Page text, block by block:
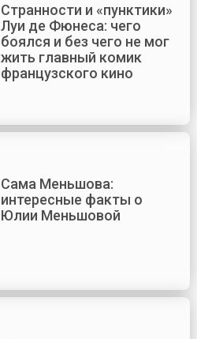
Странности и «пунктики»
Луи де Фюнеса: чего
боялся и без чего не мог
жить главный комик
французского кино
Сама Меньшова:
интересные факты о
Юлии Меньшовой